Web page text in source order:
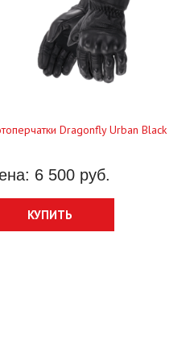
Sweep GT Touring
500 руб.17 600 руб.
Dragonfly Urban Black
6 500 руб.
КУПИТЬ